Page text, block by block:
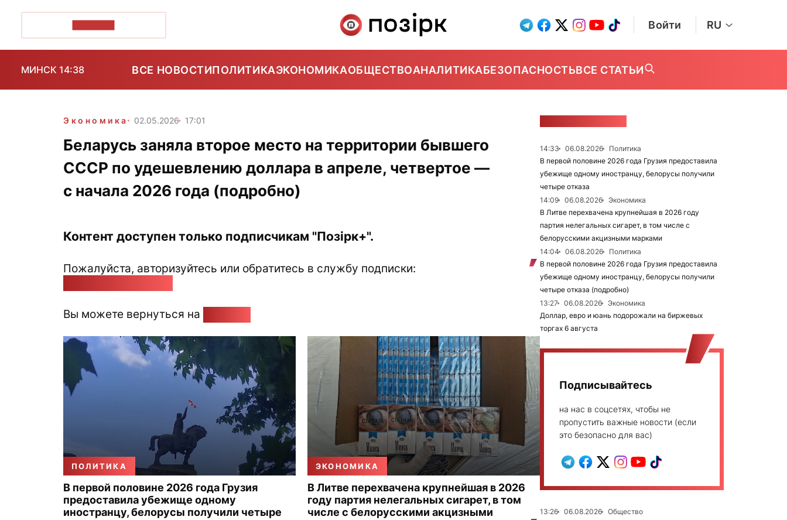
Войти RU
МИНСК 14:38 ВСЕ НОВОСТИПОЛИТИКАЭКОНОМИКАОБЩЕСТВОАНАЛИТИКАБЕЗОПАСНОСТЬВСЕ СТАТЬИ
Экономика 02.05.2026 17:01
Беларусь заняла второе место на территории бывшего
СССР по удешевлению доллара в апреле, четвертое —
с начала 2026 года (подробно)
Контент доступен только подписчикам "Позірк+".
Пожалуйста, авторизуйтесь или обратитесь в службу подписки:
Вы можете вернуться на
ПОЛИТИКА
В первой половине 2026 года Грузия
предоставила убежище одному
иностранцу, белорусы получили четыре
ЭКОНОМИКА
В Литве перехвачена крупнейшая в 2026
году партия нелегальных сигарет, в том
числе с белорусскими акцизными
14:33 06.08.2026
Политика
В первой половине 2026 года Грузия предоставила
убежище одному иностранцу, белорусы получили
четыре отказа
14:09
06.08.2026
Экономика
В Литве перехвачена крупнейшая в 2026 году
партия нелегальных сигарет, в том числе с
белорусскими акцизными марками
14:04
06.08.2026
Политика
В первой половине 2026 года Грузия предоставила
убежище одному иностранцу, белорусы получили
четыре отказа (подробно)
13:27
06.08.2026
Экономика
Доллар, евро и юань подорожали на биржевых
торгах 6 августа
Подписывайтесь
на нас в соцсетях, чтобы не
пропустить важные новости (если
это безопасно для вас)
13:26 06.08.2026
Общество